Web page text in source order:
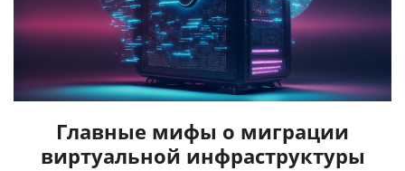
Главные мифы о миграции
виртуальной инфраструктуры